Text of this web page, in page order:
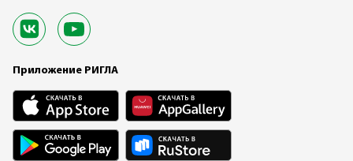
Приложение РИГЛА